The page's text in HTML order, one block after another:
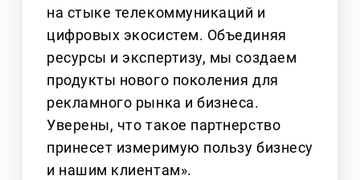
на стыке телекоммуникаций и
цифровых экосистем. Объединяя
ресурсы и экспертизу, мы создаем
продукты нового поколения для
рекламного рынка и бизнеса.
Уверены, что такое партнерство
принесет измеримую пользу бизнесу
и нашим клиентам».